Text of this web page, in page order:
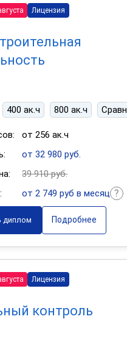
Лицензия
400 ак.ч 800 ак.ч
от 256 ак.ч
от 32 980 руб.
39 910 руб.
от 2 749 руб в месяц
диплом Подробнее
Лицензия
контроль